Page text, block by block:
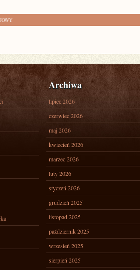
Archiwa
lipiec 2026
czerwiec 2026
maj 2026
kwiecień 2026
marzec 2026
luty 2026
styczeń 2026
grudzień 2025
listopad 2025
październik 2025
wrzesień 2025
sierpień 2025